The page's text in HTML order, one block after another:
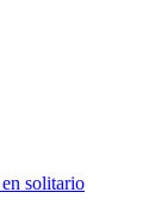
solitario